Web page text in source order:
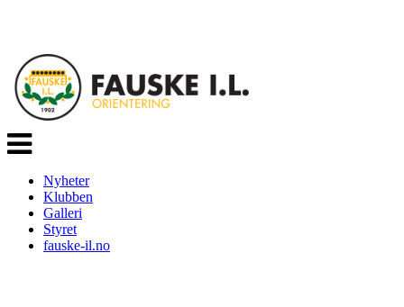
Veksle
navigasjon
Nyheter
Klubben
Galleri
Styret
fauske-il.no